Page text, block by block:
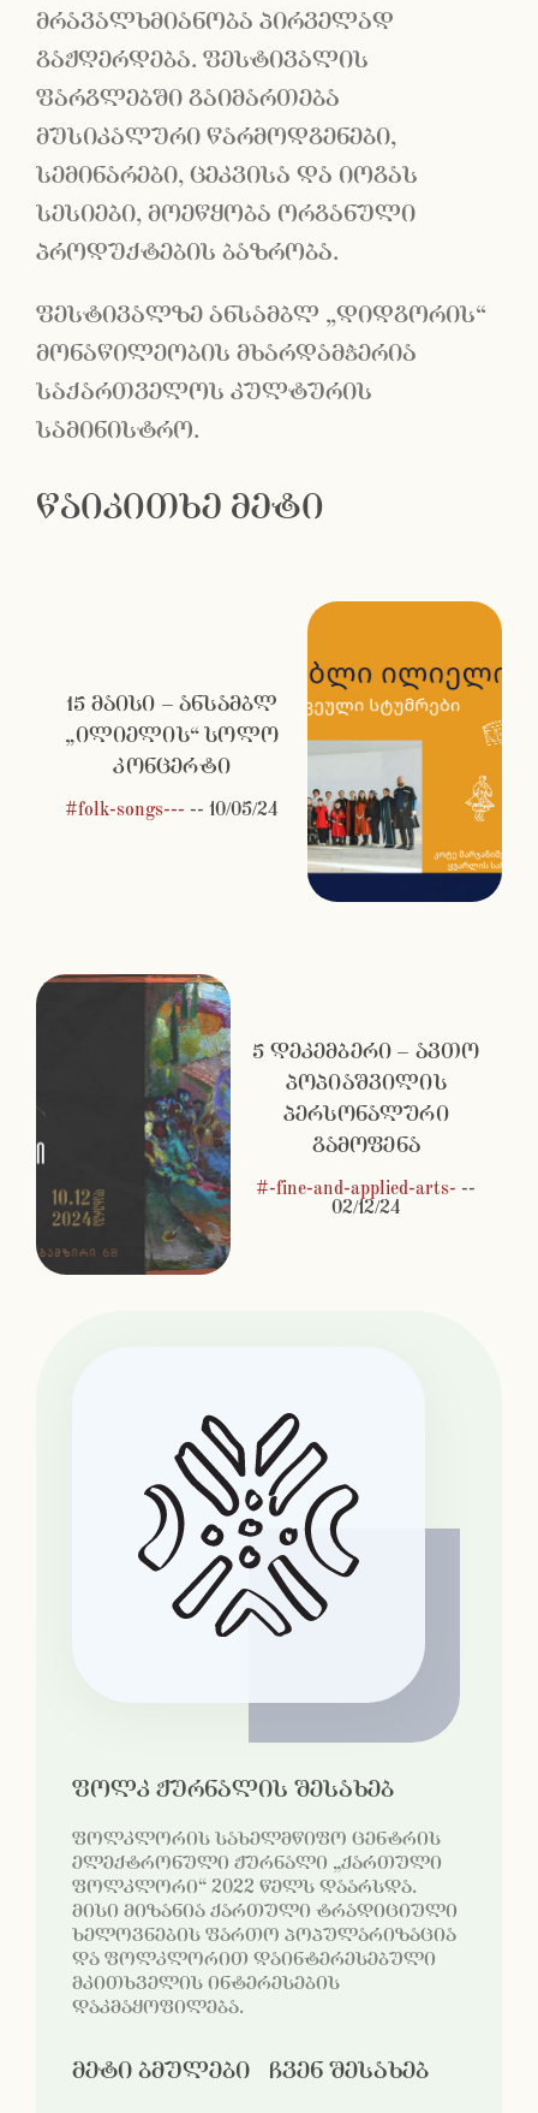
მრავალხმიანობა პირველად
გაჟღერდება. ფესტივალის
ფარგლებში გაიმართება
მუსიკალური წარმოდგენები,
სემინარები, ცეკვისა და იოგას
სესიები, მოეწყობა ორგანული
პროდუქტების ბაზრობა.
ფესტივალზე ანსამბლ „დიდგორის“
მონაწილეობის მხარდამჭერია
საქართველოს კულტურის
სამინისტრო.
წაიკითხე მეტი
15 მაისი – ანსამბლ
„ილიელის“ სოლო
კონცერტი
#folk-songs--- -- 10/05/24
5 დეკემბერი – ავთო
პოპიაშვილის
პერსონალური
გამოფენა
#-fine-and-applied-arts- --
02/12/24
ფოლკ ჟურნალის შესახებ
ფოლკლორის სახელმწიფო ცენტრის
ელექტრონული ჟურნალი „ქართული
ფოლკლორი“ 2022 წელს დაარსდა.
მისი მიზანია ქართული ტრადიციული
ხელოვნების ფართო პოპულარიზაცია
და ფოლკლორით დაინტერესებული
მკითხველის ინტერესების
დაკმაყოფილება.
მეტი ბმულები ჩვენ შესახებ